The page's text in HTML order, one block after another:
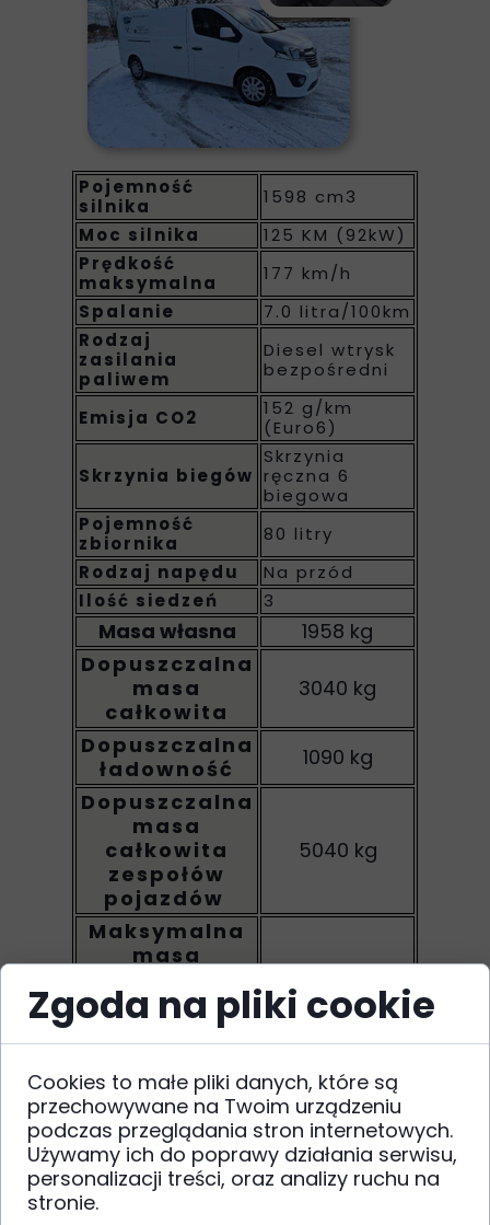
Pojemność
silnika
1598 cm3
Moc silnika
125 KM (92kW)
Prędkość
maksymalna
177 km/h
Spalanie
7.0 litra/100km
Rodzaj
zasilania
paliwem
Diesel wtrysk
bezpośredni
Emisja CO2
152 g/km
(Euro6)
Skrzynia biegów
Skrzynia
ręczna 6
biegowa
Pojemność
zbiornika
80 litry
Rodzaj napędu
Na przód
Ilość siedzeń
3
Masa własna
1958 kg
Dopuszczalna
masa
całkowita
3040 kg
Dopuszczalna
ładowność
1090 kg
Dopuszczalna
masa
całkowita
zespołów
pojazdów
5040 kg
Maksymalna
masa
ciągniętej
przyczepy
bez hamulca
750 kg
Długość
ładowni
(podłoga)
2860 mm
Długość z
FlexCargo
4020 mm
Maks. szerokość
duża i ustawna przestrzeń ładunkowa
Dlaczego warto wynająć busa
dostawczego w Krośnie w
Wojtowicz.Bus?
Zgoda na pliki cookie
Cookies to małe pliki danych, które są
przechowywane na Twoim urządzeniu
podczas przeglądania stron internetowych.
Używamy ich do poprawy działania serwisu,
personalizacji treści, oraz analizy ruchu na
stronie.